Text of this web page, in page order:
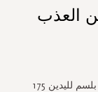
أعواد عطرية 450 مل، صابون لليدين 300 مل، بلسم لليدين 175